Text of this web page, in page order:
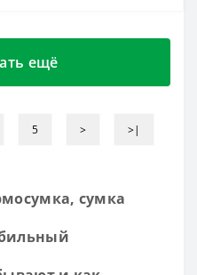
ещё
5 > >|
сумка